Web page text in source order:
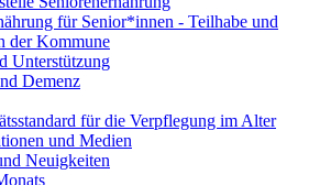
für Senior*innen - Teilhabe und
der Kommune
Unterstützung
Demenz
für die Verpflegung im Alter
und Medien
Neuigkeiten